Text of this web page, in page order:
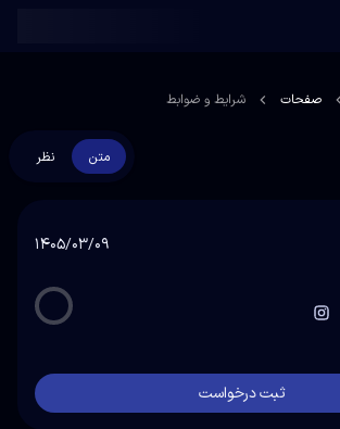
صفحات شرایط و ضوابط
متن نظر
۱۴۰۵/۰۳/۰۹
ثبت درخواست